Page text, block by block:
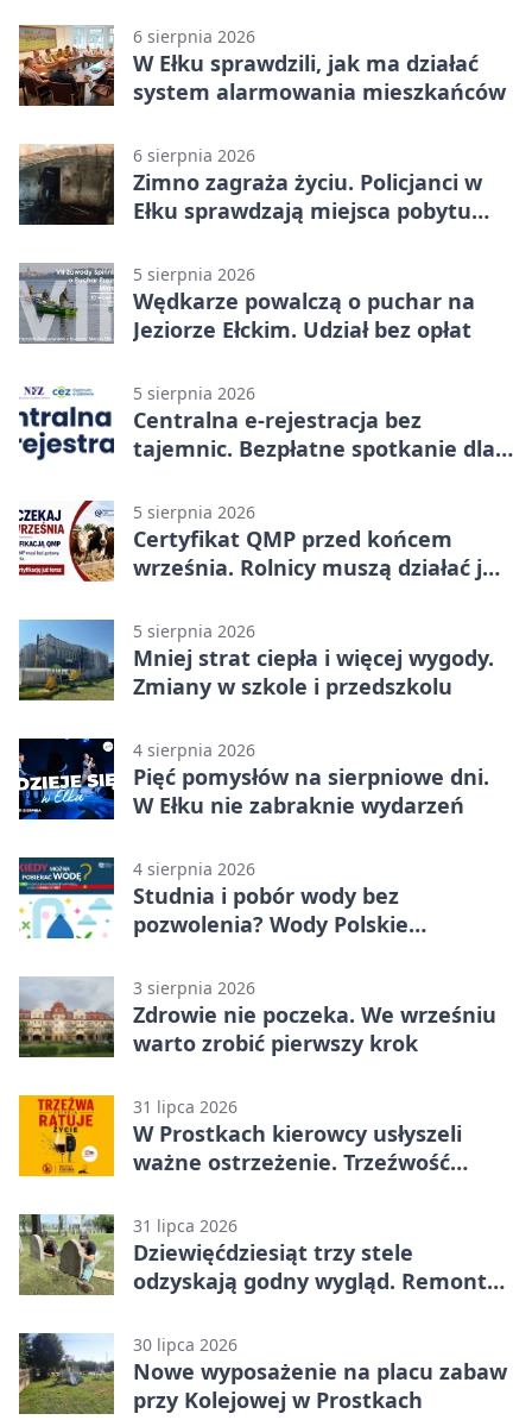
6 sierpnia 2026
W Ełku sprawdzili, jak ma działać
system alarmowania mieszkańców
6 sierpnia 2026
Zimno zagraża życiu. Policjanci w
Ełku sprawdzają miejsca pobytu
5 sierpnia 2026
Wędkarze powalczą o puchar na
Jeziorze Ełckim. Udział bez opłat
5 sierpnia 2026
Centralna e-rejestracja bez
tajemnic. Bezpłatne spotkanie dla
5 sierpnia 2026
Certyfikat QMP przed końcem
września. Rolnicy muszą działać już
5 sierpnia 2026
Mniej strat ciepła i więcej wygody.
Zmiany w szkole i przedszkolu
4 sierpnia 2026
Pięć pomysłów na sierpniowe dni.
W Ełku nie zabraknie wydarzeń
4 sierpnia 2026
Studnia i pobór wody bez
pozwolenia? Wody Polskie
3 sierpnia 2026
Zdrowie nie poczeka. We wrześniu
warto zrobić pierwszy krok
31 lipca 2026
W Prostkach kierowcy usłyszeli
ważne ostrzeżenie. Trzeźwość
31 lipca 2026
Dziewięćdziesiąt trzy stele
odzyskają godny wygląd. Remont
30 lipca 2026
Nowe wyposażenie na placu zabaw
przy Kolejowej w Prostkach